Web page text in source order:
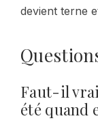
devient terne
Faut-il
été quand